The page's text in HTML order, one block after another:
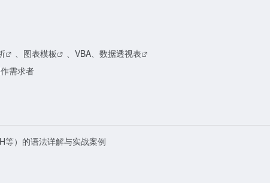
、 图表模板 、VBA、 数据透视表
需求者
等）的语法详解与实战案例